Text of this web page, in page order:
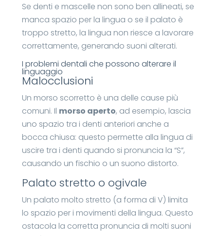
Se denti e mascelle non sono ben allineati, se
manca spazio per la lingua o se il palato è
troppo stretto, la lingua non riesce a lavorare
correttamente, generando suoni alterati.
I problemi dentali che possono alterare il
linguaggio
Malocclusioni
Un morso scorretto è una delle cause più
comuni. Il morso aperto, ad esempio, lascia
uno spazio tra i denti anteriori anche a
bocca chiusa: questo permette alla lingua di
uscire tra i denti quando si pronuncia la “S”,
causando un fischio o un suono distorto.
Palato stretto o ogivale
Un palato molto stretto (a forma di V) limita
lo spazio per i movimenti della lingua. Questo
ostacola la corretta pronuncia di molti suoni